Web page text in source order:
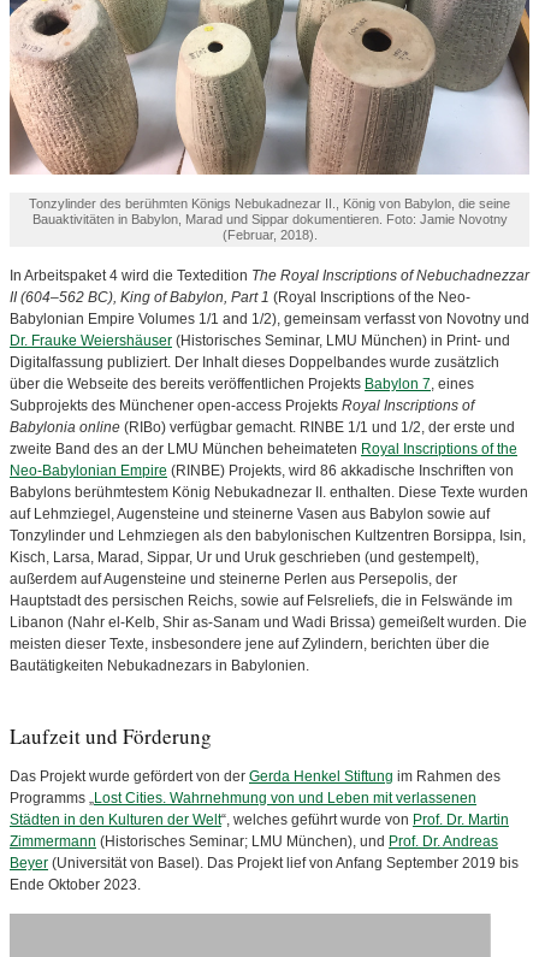
Tonzylinder des berühmten Königs Nebukadnezar II., König von Babylon, die seine
Bauaktivitäten in Babylon, Marad und Sippar dokumentieren. Foto: Jamie Novotny
(Februar, 2018).
In Arbeitspaket 4 wird die Textedition The Royal Inscriptions of Nebuchadnezzar
II (604–562 BC), King of Babylon, Part 1 (Royal Inscriptions of the Neo-
Babylonian Empire Volumes 1/1 and 1/2), gemeinsam verfasst von Novotny und
Dr. Frauke Weiershäuser (Historisches Seminar, LMU München) in Print- und
Digitalfassung publiziert. Der Inhalt dieses Doppelbandes wurde zusätzlich
über die Webseite des bereits veröffentlichen Projekts Babylon 7 , eines
Subprojekts des Münchener open-access Projekts Royal Inscriptions of
Babylonia online (RIBo) verfügbar gemacht. RINBE 1/1 und 1/2, der erste und
zweite Band des an der LMU München beheimateten Royal Inscriptions of the
Neo-Babylonian Empire (RINBE) Projekts, wird 86 akkadische Inschriften von
Babylons berühmtestem König Nebukadnezar II. enthalten. Diese Texte wurden
auf Lehmziegel, Augensteine und steinerne Vasen aus Babylon sowie auf
Tonzylinder und Lehmziegen als den babylonischen Kultzentren Borsippa, Isin,
Kisch, Larsa, Marad, Sippar, Ur und Uruk geschrieben (und gestempelt),
außerdem auf Augensteine und steinerne Perlen aus Persepolis, der
Hauptstadt des persischen Reichs, sowie auf Felsreliefs, die in Felswände im
Libanon (Nahr el-Kelb, Shir as-Sanam und Wadi Brissa) gemeißelt wurden. Die
meisten dieser Texte, insbesondere jene auf Zylindern, berichten über die
Bautätigkeiten Nebukadnezars in Babylonien.
Laufzeit und Förderung
Das Projekt wurde gefördert von der Gerda Henkel Stiftung im Rahmen des
Programms „ Lost Cities. Wahrnehmung von und Leben mit verlassenen
Städten in den Kulturen der Welt“, welches geführt wurde von Prof. Dr. Martin
Zimmermann (Historisches Seminar; LMU München), und Prof. Dr. Andreas
Beyer (Universität von Basel). Das Projekt lief von Anfang September 2019 bis
Ende Oktober 2023.